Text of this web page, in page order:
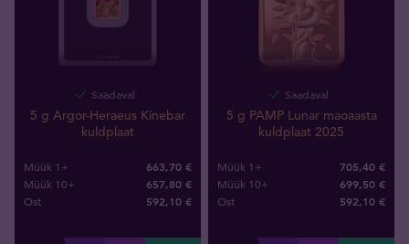
Saadaval
5 g Argor-Heraeus Kinebar
kuldplaat
Müük 1+ 663,70 €
Müük 10+ 657,80 €
Ost 592,10 €
Saadaval
5 g PAMP Lunar maoaasta
kuldplaat 2025
Müük 1+ 705,40 €
Müük 10+ 699,50 €
Ost 592,10 €